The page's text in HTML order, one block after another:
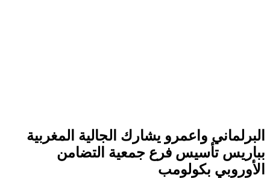
البرلماني واعمرو يشارك الجالية المغربية
بباريس تأسيس فرع جمعية التضامن
الأوروبي بكولومب